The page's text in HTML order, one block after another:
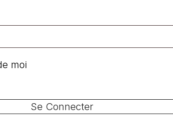
moi
Se Connecter